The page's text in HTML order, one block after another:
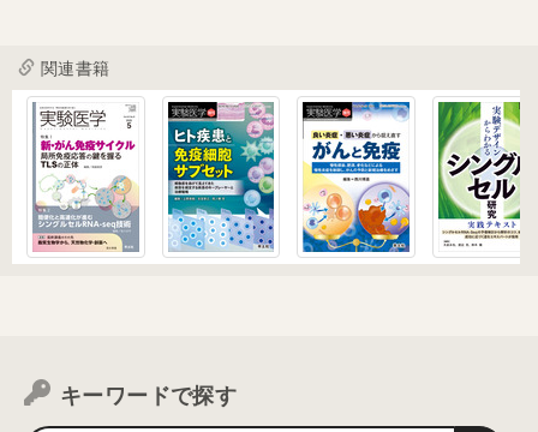
関連書籍
キーワードで探す